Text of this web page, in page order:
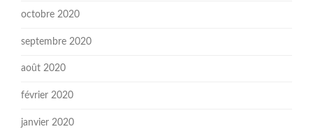
octobre 2020
septembre 2020
août 2020
février 2020
janvier 2020